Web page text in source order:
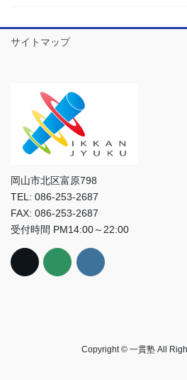
サイトマップ
岡山市北区富原798
TEL: 086-253-2687
FAX: 086-253-2687
受付時間 PM14:00～22:00
Copyright © 一貫塾 All